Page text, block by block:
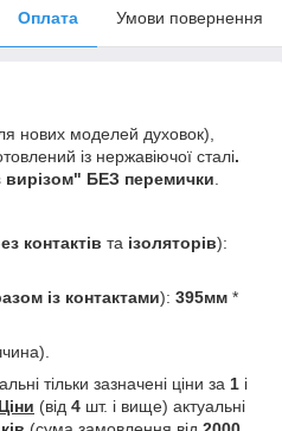
Оплата Умови повернення
нових моделей духовок),
із нержавіючої сталі.
вирізом" БЕЗ перемички
контактів та ізоляторів):
із контактами): 395мм *
тільки зазначені ціни за 1 і
(від 4 шт. і вище) актуальні